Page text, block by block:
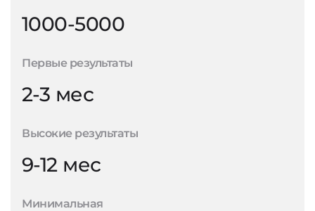
1000-5000
Первые результаты
2-3 мес
Высокие результаты
9-12 мес
Минимальная